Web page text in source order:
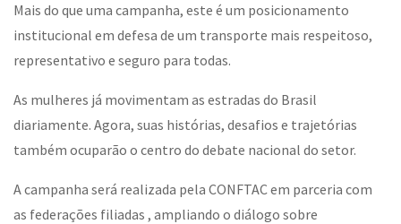
Mais do que uma campanha, este é um posicionamento
institucional em defesa de um transporte mais respeitoso,
representativo e seguro para todas.
As mulheres já movimentam as estradas do Brasil
diariamente. Agora, suas histórias, desafios e trajetórias
também ocuparão o centro do debate nacional do setor.
A campanha será realizada pela CONFTAC em parceria com
as federações filiadas , ampliando o diálogo sobre